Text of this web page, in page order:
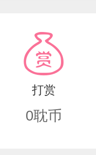
打赏
0耽币